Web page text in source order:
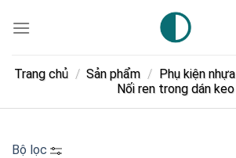
Trang chủ / Sản phẩm / Phụ kiện nhựa
Nối ren trong dán keo
Bộ lọc